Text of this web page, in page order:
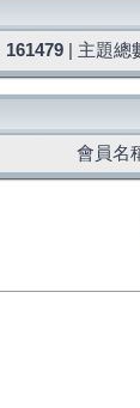
161479 | 主題總
會員名